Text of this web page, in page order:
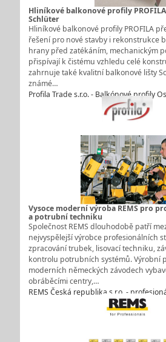
Hliníkové balkonové profily
Schlüter
Hliníkové balkonové profily PROFILA
řešení pro nové stavby i rekonstrukce
hrany před zatékáním, mechanickým
přispívají k čistému vzhledu celé
zahrnuje také kvalitní balkonové lišty
známé…
Profila Trade s.r.o. - Balkónové profily
Vysoce moderní výroba REMS pro
a potrubní techniku
Společnost REMS dlouhodobě patří
nejvyspělejší výrobce profesionálních
zpracování trubek, lisovací techniku,
kontrolu potrubních systémů. Výrobní
moderních německých závodech
obráběcími centry,…
REMS Česká republika s.r.o. -